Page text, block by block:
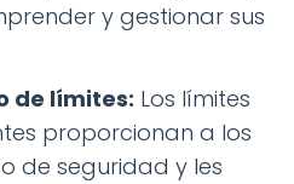
y gestionar sus
de límites: Los límites
proporcionan a los
de seguridad y les